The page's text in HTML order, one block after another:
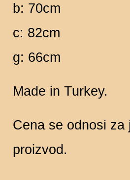
b: 70cm
c: 82cm
g: 66cm
Made in Turkey.
Cena se odnosi za
proizvod.